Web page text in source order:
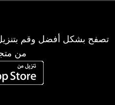
تصفح بشكل أفضل وقم
من